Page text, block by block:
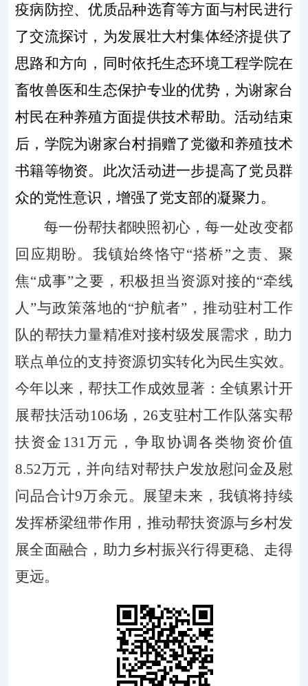
疫病防控、优质品种选育等方面与村民进行
了交流探讨，为发展壮大村集体经济提供了
思路和方向，同时依托生态环境工程学院在
畜牧兽医和生态保护专业的优势，为谢家台
村民在种养殖方面提供技术帮助。活动结束
后，学院为谢家台村捐赠了党徽和养殖技术
书籍等物资。此次活动进一步提高了党员群
众的党性意识，增强了党支部的凝聚力。
每一份帮扶都映照初心，每一处改变都
回应期盼。我镇始终恪守“搭桥”之责、聚
焦“成事”之要，积极担当资源对接的“牵线
人”与政策落地的“护航者”，推动驻村工作
队的帮扶力量精准对接村级发展需求，助力
联点单位的支持资源切实转化为民生实效。
今年以来，帮扶工作成效显著：全镇累计开
展帮扶活动106场，26支驻村工作队落实帮
扶资金131万元，争取协调各类物资价值
8.52万元，并向结对帮扶户发放慰问金及慰
问品合计9万余元。展望未来，我镇将持续
发挥桥梁纽带作用，推动帮扶资源与乡村发
展全面融合，助力乡村振兴行得更稳、走得
更远。